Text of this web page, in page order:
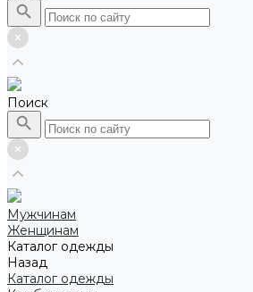
Поиск
Мужчинам
Женщинам
Каталог одежды
Назад
Каталог одежды